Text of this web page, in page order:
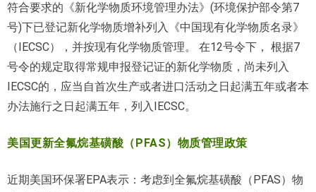
符合要求的《新化学物质环境管理办法》(环境保护部令第7
号)下已登记新化学物质增补列入《中国现有化学物质名录》
（IECSC），并按现有化学物质管理。 在12号令下， 根据7
号令的规定取得常规申报登记证的新化学物质，尚未列入
IECSC的，应当自首次生产或者进口活动之日起满五年或者本
办法施行之日起满五年，列入IECSC。
美国更新全氟烷基磺酸（PFAS）物质管理政策
近期美国环保署EPA表示：考虑到全氟烷基磺酸（PFAS）物